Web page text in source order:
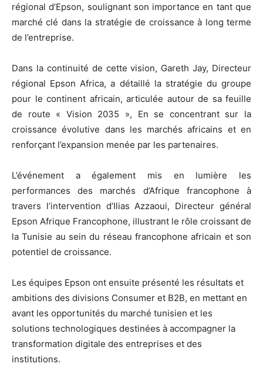
régional d’Epson, soulignant son importance en tant que
marché clé dans la stratégie de croissance à long terme
de l’entreprise.
Dans la continuité de cette vision, Gareth Jay, Directeur
régional Epson Africa, a détaillé la stratégie du groupe
pour le continent africain, articulée autour de sa feuille
de route « Vision 2035 », En se concentrant sur la
croissance évolutive dans les marchés africains et en
renforçant l’expansion menée par les partenaires.
L’événement a également mis en lumière les
performances des marchés d’Afrique francophone à
travers l’intervention d’Ilias Azzaoui, Directeur général
Epson Afrique Francophone, illustrant le rôle croissant de
la Tunisie au sein du réseau francophone africain et son
potentiel de croissance.
Les équipes Epson ont ensuite présenté les résultats et
ambitions des divisions Consumer et B2B, en mettant en
avant les opportunités du marché tunisien et les
solutions technologiques destinées à accompagner la
transformation digitale des entreprises et des
institutions.